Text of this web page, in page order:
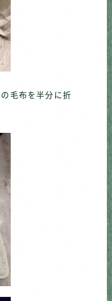
毛布を半分に折